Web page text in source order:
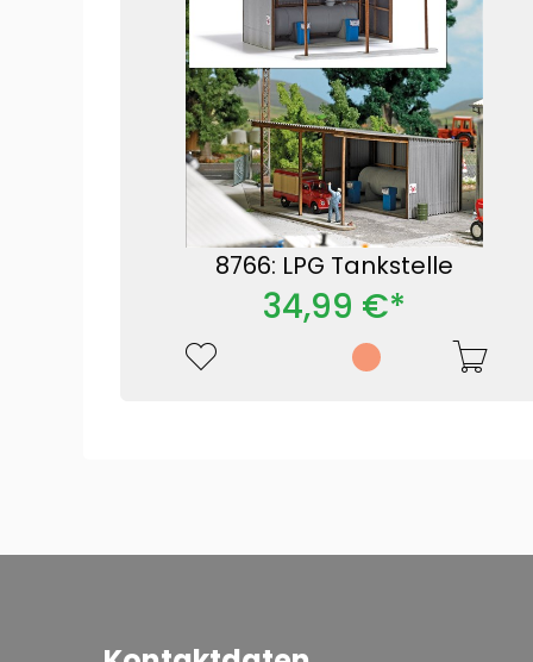
8766: LPG Tankstelle
34,99 €*